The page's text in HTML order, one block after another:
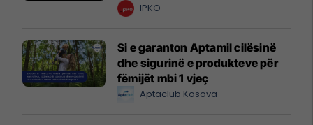
IPKO
Si e garanton Aptamil cilësinë
dhe sigurinë e produkteve për
fëmijët mbi 1 vjeç
Aptaclub Kosova